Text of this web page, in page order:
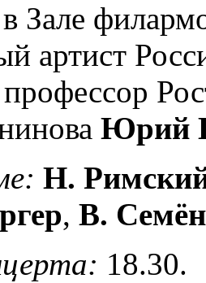
в Зале
артист
Н.
, В.
18.30.